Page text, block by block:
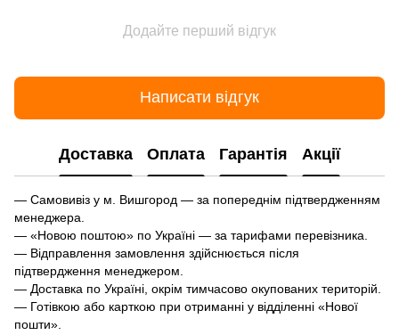
Додайте перший відгук
Написати відгук
Доставка Оплата Гарантія Акції
— Самовивіз у м. Вишгород — за попереднім підтвердженням
менеджера.
— «Новою поштою» по Україні — за тарифами перевізника.
— Відправлення замовлення здійснюється після
підтвердження менеджером.
— Доставка по Україні, окрім тимчасово окупованих територій.
— Готівкою або карткою при отриманні у відділенні «Нової
пошти».